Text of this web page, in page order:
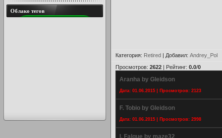
Категория: Retired | Добавил: Andrey_Pol
Просмотров: 2622 | Рейтинг: 0.0/0
Aranha by Gleidson
Дата: 01.06.2015 | Просмотров: 2123
F. Tobio by Gleidson
Дата: 01.06.2015 | Просмотров: 2998
I. Falque by maze32
Облако тегов